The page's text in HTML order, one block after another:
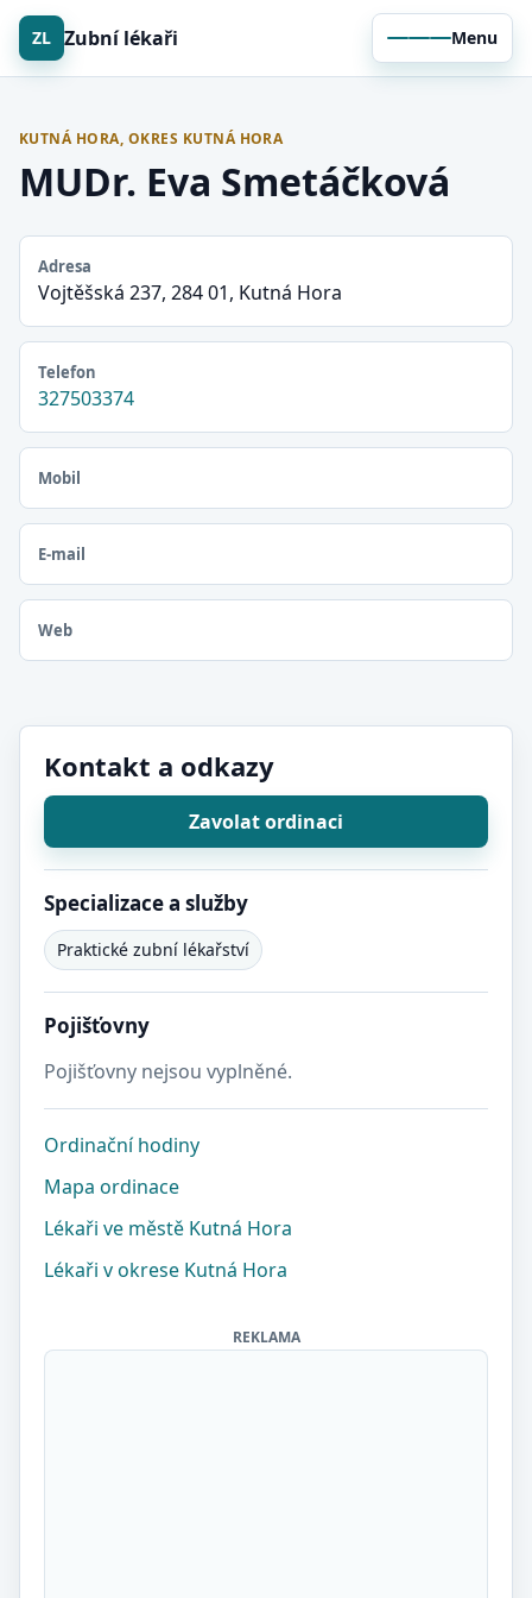
ZL Zubní lékaři Menu
KUTNÁ HORA, OKRES KUTNÁ HORA
MUDr. Eva Smetáčková
Adresa
Vojtěšská 237, 284 01, Kutná Hora
Telefon
327503374
Mobil
E-mail
Web
Kontakt a odkazy
Zavolat ordinaci
Specializace a služby
Praktické zubní lékařství
Pojišťovny
Pojišťovny nejsou vyplněné.
Ordinační hodiny
Mapa ordinace
Lékaři ve městě Kutná Hora
Lékaři v okrese Kutná Hora
REKLAMA